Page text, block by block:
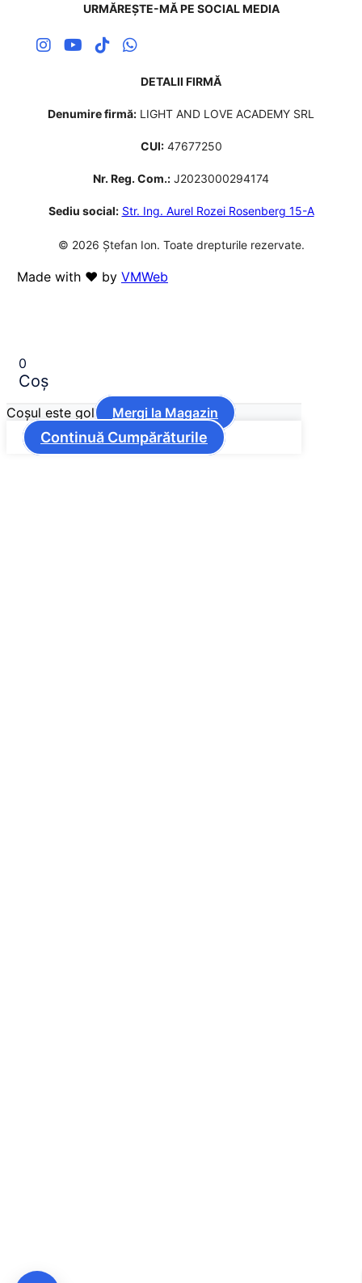
URMĂREȘTE-MĂ PE SOCIAL MEDIA
DETALII FIRMĂ
Denumire firmă: LIGHT AND LOVE ACADEMY SRL
CUI:47677250
Nr. Reg. Com.: J2023000294174
Sediu social: Str. Ing. Aurel Rozei Rosenberg 15-A
© 2026 Ștefan Ion. Toate drepturile rezervate.
Made with ❤️ by VMWeb
0
Coș
Coșul este gol Mergi la Magazin
Continuă Cumpărăturile